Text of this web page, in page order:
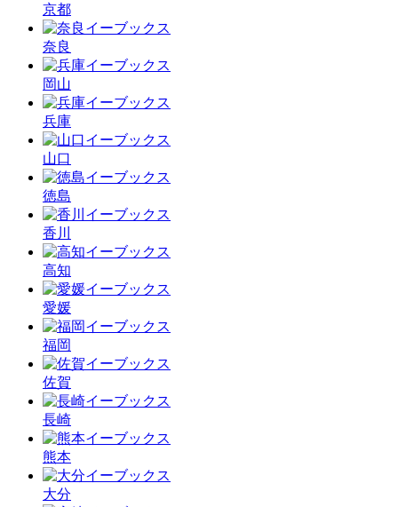
京都
奈良
岡山
兵庫
山口
徳島
香川
高知
愛媛
福岡
佐賀
長崎
熊本
大分